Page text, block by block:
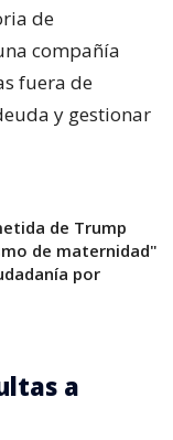
de
compañía
fuera de
y gestionar
de Trump
de maternidad"
por
a